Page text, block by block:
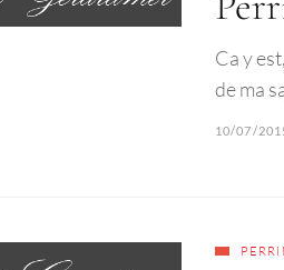
Ca y
de ma
10/07/